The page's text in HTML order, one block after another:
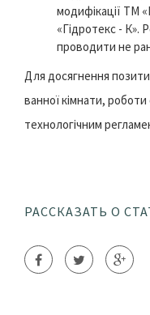
модифікації ТМ
«Гідротекс - К».
проводити не
Для досягнення
ванної кімнати,
технологічним
РАССКАЗАТЬ О